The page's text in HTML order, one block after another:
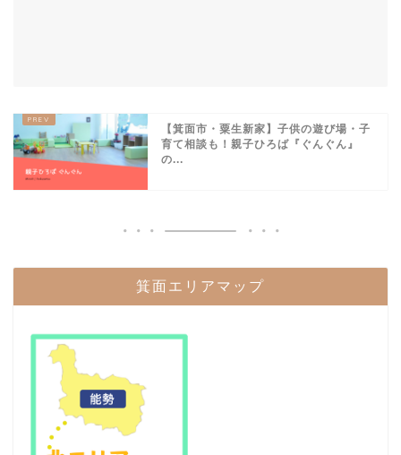
【箕面市・粟生新家】子供の遊び場・子
育て相談も！親子ひろば『ぐんぐん』
の...
箕面エリアマップ